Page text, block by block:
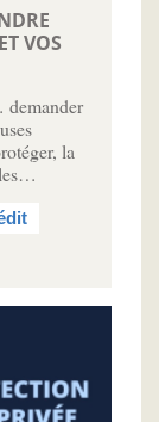
VOS
demander
la